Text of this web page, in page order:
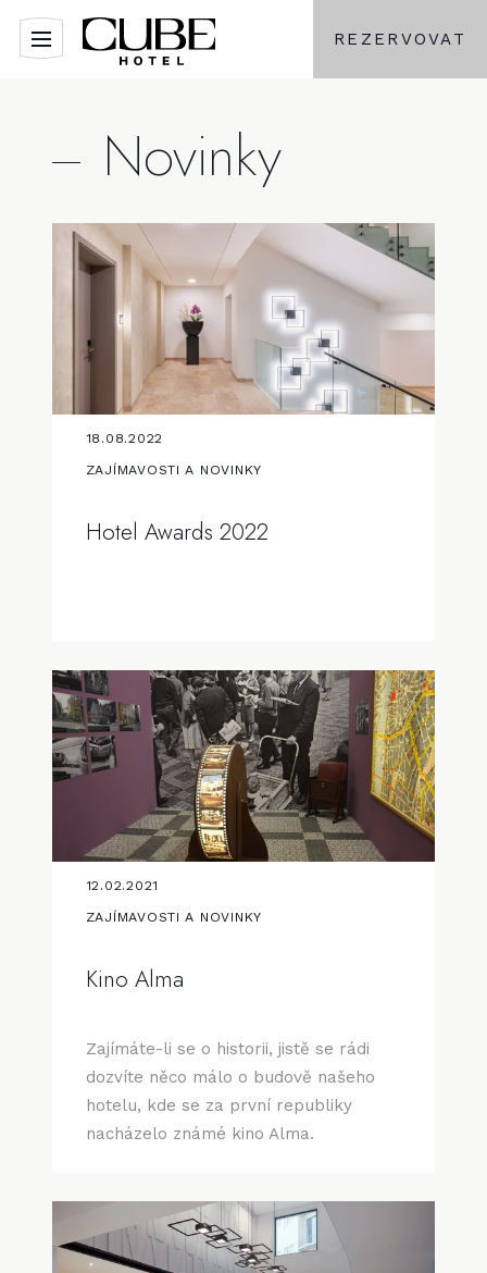
REZERVOVAT
Novinky
18.08.2022
ZAJÍMAVOSTI A NOVINKY
Hotel Awards 2022
12.02.2021
ZAJÍMAVOSTI A NOVINKY
Kino Alma
Zajímáte-li se o historii, jistě se rádi
dozvíte něco málo o budově našeho
hotelu, kde se za první republiky
nacházelo známé kino Alma.